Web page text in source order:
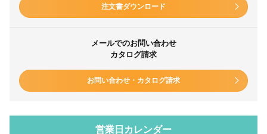
注文書ダウンロード
メールでのお問い合わせ
カタログ請求
お問い合わせ・カタログ請求
営業日カレンダー